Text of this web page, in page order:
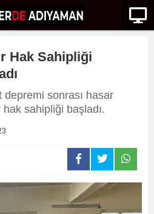
Hak Sahipliği
depremi sonrası hasar
sahipliği başladı.